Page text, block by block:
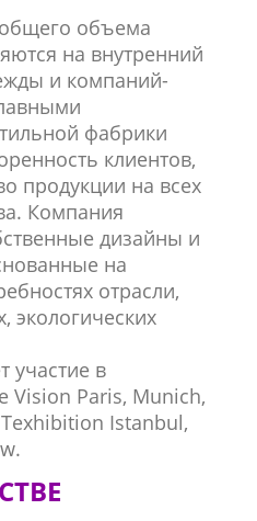
объема
на внутренний
и компаний-
фабрики
клиентов,
продукции на всех
Компания
дизайны и
на
отрасли,
экологических
участие в
Vision Paris, Munich,
Istanbul,